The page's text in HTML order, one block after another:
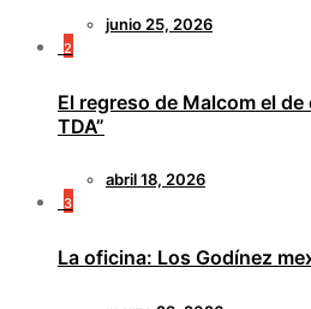
junio 25, 2026
2
El regreso de Malcom el de
TDA”
abril 18, 2026
3
La oficina: Los Godínez